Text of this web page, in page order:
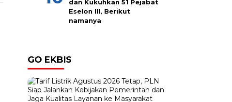
dan Kukuhkan 51 Pejabat
Eselon III, Berikut
namanya
GO EKBIS